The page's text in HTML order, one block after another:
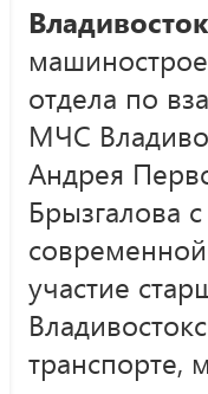
Владивосток
отдела по
МЧС
Андрея
Брызгалова
участие
транспорте,